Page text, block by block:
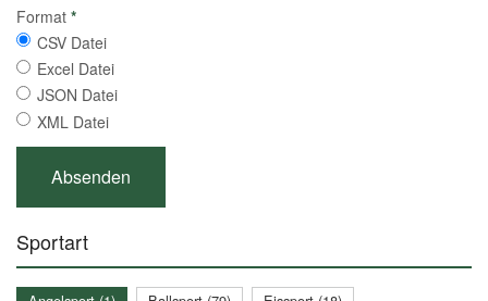
Format *
CSV Datei
Excel Datei
JSON Datei
XML Datei
Sportart